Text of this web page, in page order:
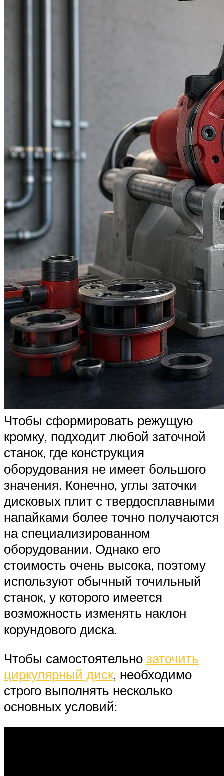
Чтобы сформировать режущую
кромку, подходит любой заточной
станок, где конструкция
оборудования не имеет большого
значения. Конечно, углы заточки
дисковых плит с твердосплавными
напайками более точно получаются
на специализированном
оборудовании. Однако его
стоимость очень высока, поэтому
используют обычный точильный
станок, у которого имеется
возможность изменять наклон
корундового диска.
Чтобы самостоятельно заточить
циркулярный диск, необходимо
строго выполнять несколько
основных условий: